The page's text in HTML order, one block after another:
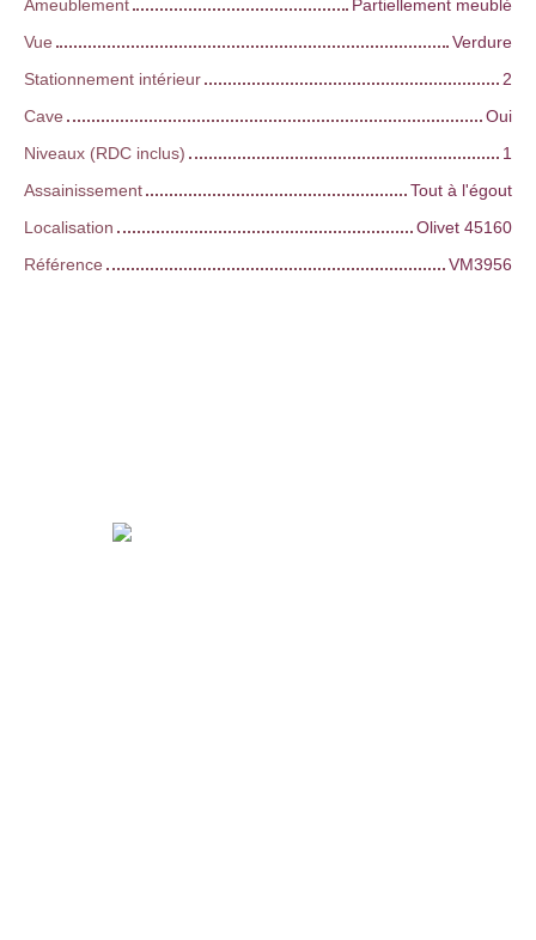
Ameublement
Partiellement meublé
Vue
Verdure
Stationnement intérieur
2
Cave
Oui
Niveaux (RDC inclus)
1
Assainissement
Tout à l'égout
Localisation
Olivet 45160
Référence
VM3956